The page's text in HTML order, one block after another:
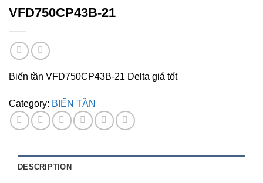
VFD750CP43B-21
Biến tần VFD750CP43B-21 Delta giá tốt
Category: BIẾN TẦN
DESCRIPTION